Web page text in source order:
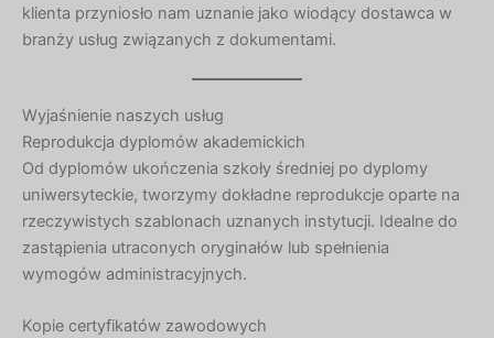
klienta przyniosło nam uznanie jako wiodący dostawca w
branży usług związanych z dokumentami.
Wyjaśnienie naszych usług
Reprodukcja dyplomów akademickich
Od dyplomów ukończenia szkoły średniej po dyplomy
uniwersyteckie, tworzymy dokładne reprodukcje oparte na
rzeczywistych szablonach uznanych instytucji. Idealne do
zastąpienia utraconych oryginałów lub spełnienia
wymogów administracyjnych.
Kopie certyfikatów zawodowych